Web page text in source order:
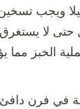
ويجب
حتى لا
الخبز مما
في فرن دافئ